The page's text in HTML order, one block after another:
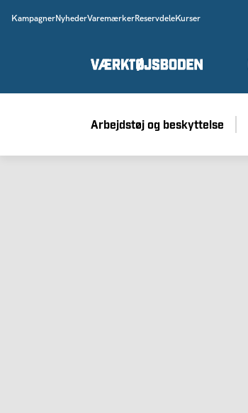
KampagnerNyhederVaremærkerReservdeleKurser
Arbejdstøj og beskyttelse